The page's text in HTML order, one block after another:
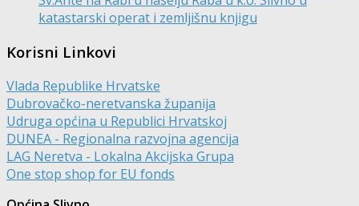
katastarski operat i zemljišnu knjigu
Korisni Linkovi
Vlada Republike Hrvatske
Dubrovačko-neretvanska županija
Udruga općina u Republici Hrvatskoj
DUNEA - Regionalna razvojna agencija
LAG Neretva - Lokalna Akcijska Grupa
One stop shop for EU fonds